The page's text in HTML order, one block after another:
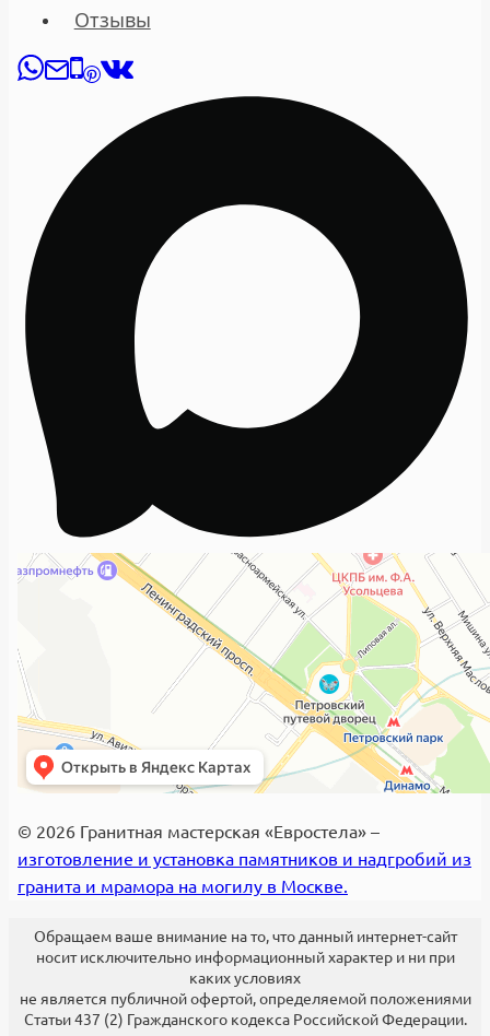
Отзывы
© 2026 Гранитная мастерская «Евростела» –
изготовление и установка памятников и надгробий из
гранита и мрамора на могилу в Москве.
Обращаем ваше внимание на то, что данный интернет-сайт
носит исключительно информационный характер и ни при
каких условиях
не является публичной офертой, определяемой положениями
Статьи 437 (2) Гражданского кодекса Российской Федерации.